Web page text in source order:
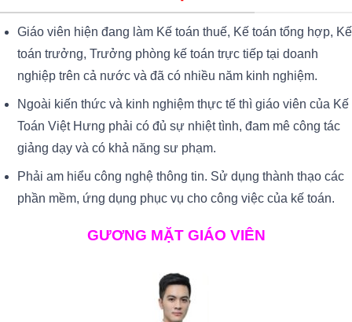
Giáo viên hiện đang làm Kế toán thuế, Kế toán tổng hợp, Kế
toán trưởng, Trưởng phòng kế toán trực tiếp tại doanh
nghiệp trên cả nước và đã có nhiều năm kinh nghiệm.
Ngoài kiến thức và kinh nghiệm thực tế thì giáo viên của Kế
Toán Việt Hưng phải có đủ sự nhiệt tình, đam mê công tác
giảng dạy và có khả năng sư phạm.
Phải am hiểu công nghệ thông tin. Sử dụng thành thạo các
phần mềm, ứng dụng phục vụ cho công việc của kế toán.
GƯƠNG MẶT GIÁO VIÊN